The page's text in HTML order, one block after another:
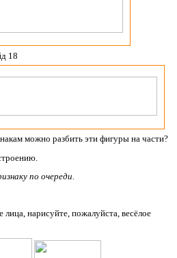
18
можно разбить эти фигуры на части?
по очереди.
нарисуйте, пожалуйста, весёлое